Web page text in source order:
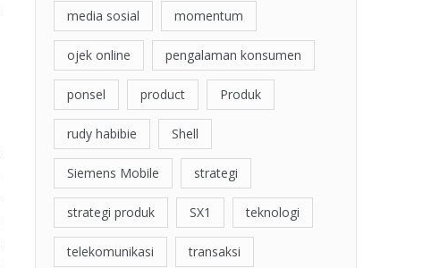
media sosial momentum
ojek online pengalaman konsumen
ponsel product Produk
rudy habibie Shell
Siemens Mobile strategi
strategi produk SX1 teknologi
telekomunikasi transaksi